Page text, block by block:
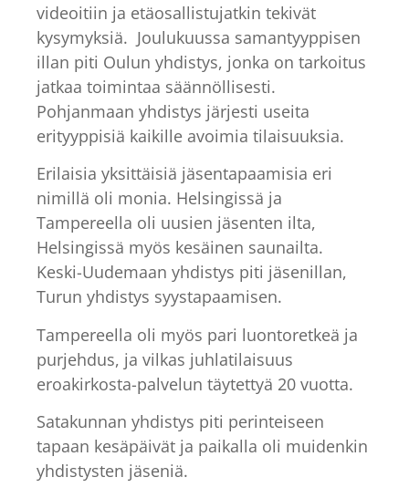
videoitiin ja etäosallistujatkin tekivät
kysymyksiä. Joulukuussa samantyyppisen
illan piti Oulun yhdistys, jonka on tarkoitus
jatkaa toimintaa säännöllisesti.
Pohjanmaan yhdistys järjesti useita
erityyppisiä kaikille avoimia tilaisuuksia.
Erilaisia yksittäisiä jäsentapaamisia eri
nimillä oli monia. Helsingissä ja
Tampereella oli uusien jäsenten ilta,
Helsingissä myös kesäinen saunailta.
Keski-Uudemaan yhdistys piti jäsenillan,
Turun yhdistys syystapaamisen.
Tampereella oli myös pari luontoretkeä ja
purjehdus, ja vilkas juhlatilaisuus
eroakirkosta-palvelun täytettyä 20 vuotta.
Satakunnan yhdistys piti perinteiseen
tapaan kesäpäivät ja paikalla oli muidenkin
yhdistysten jäseniä.